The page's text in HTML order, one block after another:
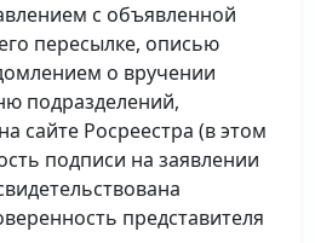
с объявленной
пересылке, описью
о вручении
подразделений,
сайте Росреестра (в этом
подписи на заявлении
представителя